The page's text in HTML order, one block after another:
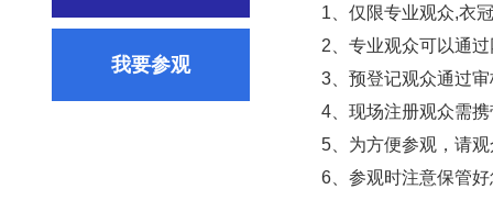
我要参观
1、仅限专业观众,衣
2、专业观众可以通
3、预登记观众通过
4、现场注册观众需
5、为方便参观，请
6、参观时注意保管